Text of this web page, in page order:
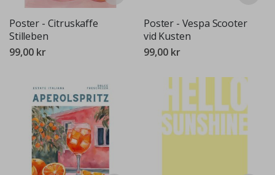
Poster - Citruskaffe
Stilleben
99,00 kr
Poster - Vespa Scooter
vid Kusten
99,00 kr